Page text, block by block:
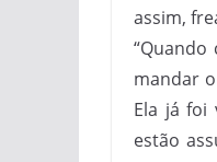
assim,
mandar
Ela já foi
estão